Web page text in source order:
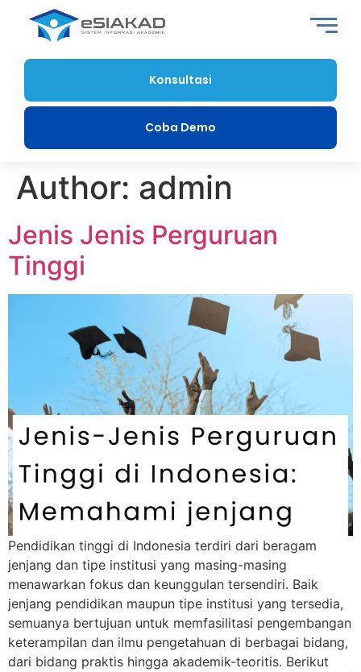
Konsultasi
Coba Demo
Author: admin
Jenis Jenis Perguruan
Tinggi
Pendidikan tinggi di Indonesia terdiri dari beragam
jenjang dan tipe institusi yang masing-masing
menawarkan fokus dan keunggulan tersendiri. Baik
jenjang pendidikan maupun tipe institusi yang tersedia,
semuanya bertujuan untuk memfasilitasi pengembangan
keterampilan dan ilmu pengetahuan di berbagai bidang,
dari bidang praktis hingga akademik-teoritis. Berikut